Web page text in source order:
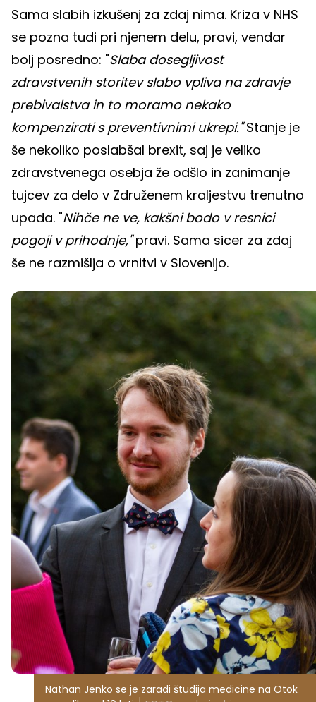
Sama slabih izkušenj za zdaj nima. Kriza v NHS
se pozna tudi pri njenem delu, pravi, vendar
bolj posredno: "Slaba dosegljivost
zdravstvenih storitev slabo vpliva na zdravje
prebivalstva in to moramo nekako
kompenzirati s preventivnimi ukrepi."Stanje je
še nekoliko poslabšal brexit, saj je veliko
zdravstvenega osebja že odšlo in zanimanje
tujcev za delo v Združenem kraljestvu trenutno
upada. "Nihče ne ve, kakšni bodo v resnici
pogoji v prihodnje,"pravi. Sama sicer za zdaj
še ne razmišlja o vrnitvi v Slovenijo.
Nathan Jenko se je zaradi študija medicine na Otok